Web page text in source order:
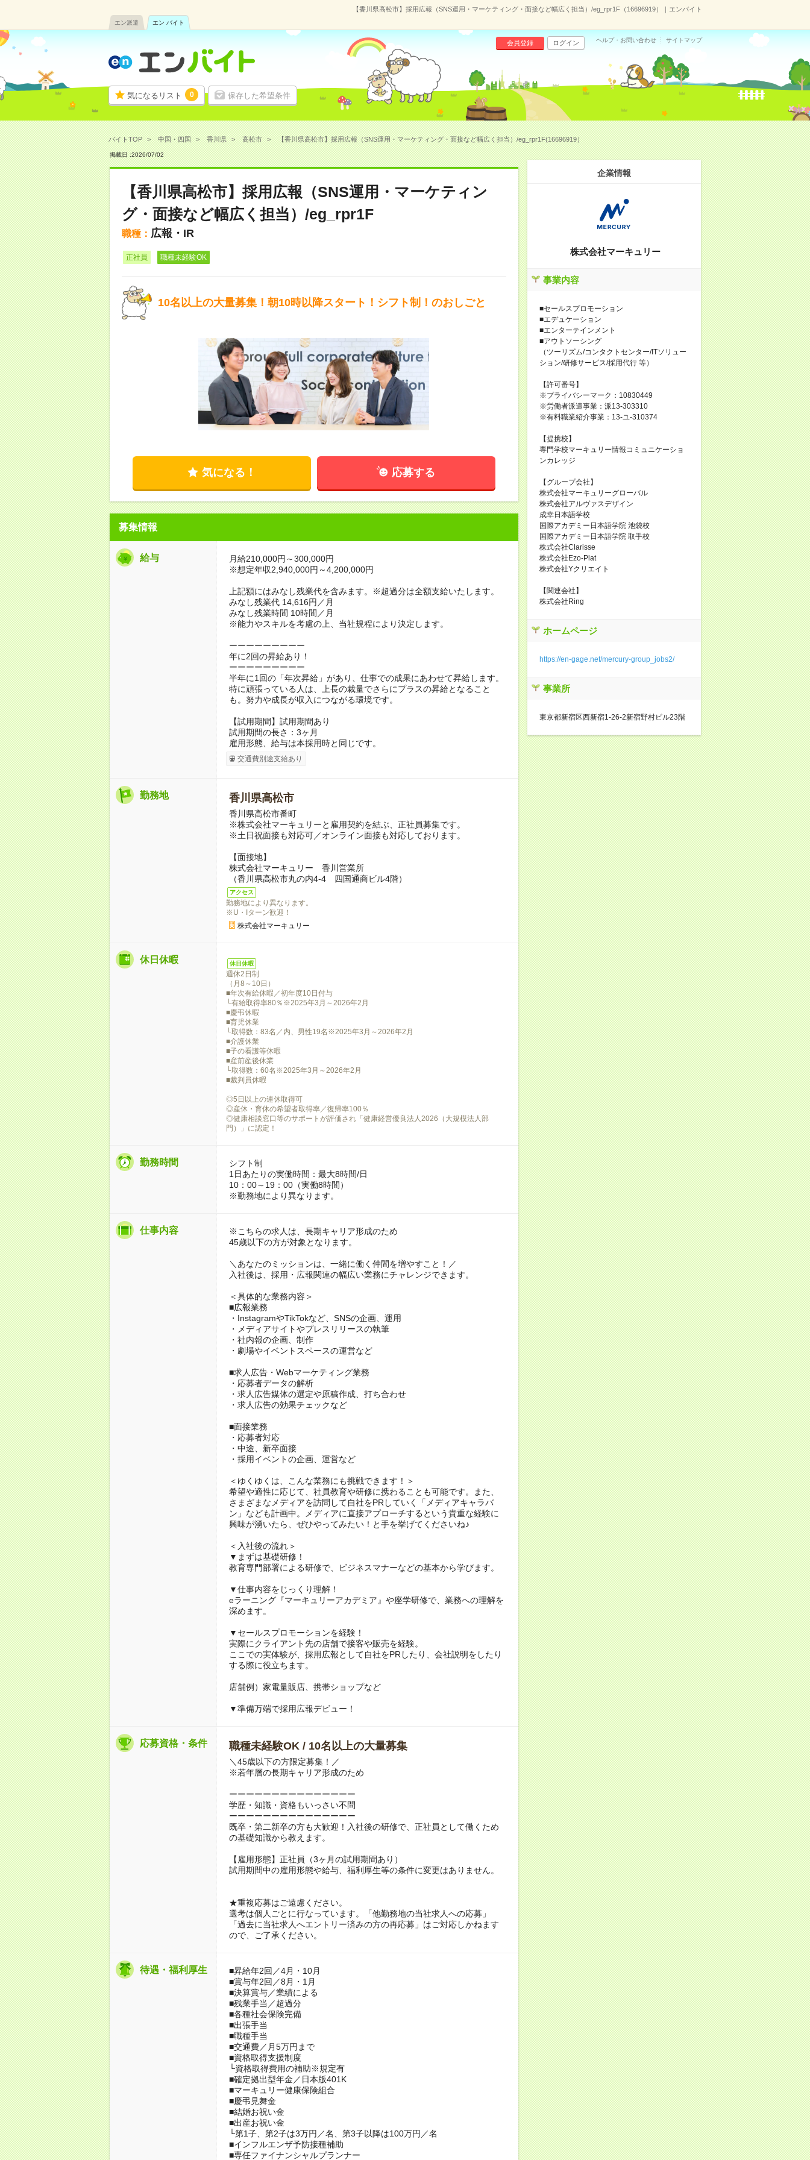
【香川県高松市】採用広報（SNS運用・マーケティング・面接など幅広く担当）/eg_rpr1F（16696919）｜エンバイト
エン派遣 エン バイト
気になるリスト 0 保存した希望条件
会員登録 ログイン ヘルプ・お問い合わせ サイトマップ
バイトTOP 中国・四国 香川県 高松市 【香川県高松市】採用広報（SNS運用・マーケティング・面接など幅広く担当）/eg_rpr1F(16696919）
掲載日 :2026/07/02
【香川県高松市】採用広報（SNS運用・マーケティン
グ・面接など幅広く担当）/eg_rpr1F
職種： 広報・IR
正社員 職種未経験OK
10名以上の大量募集！朝10時以降スタート！シフト制！のおしごと
気になる！ 応募する
募集情報
給与
月給210,000円～300,000円
※想定年収2,940,000円～4,200,000円
上記額にはみなし残業代を含みます。※超過分は全額支給いたします。
みなし残業代 14,616円／月
みなし残業時間 10時間／月
※能力やスキルを考慮の上、当社規程により決定します。
ーーーーーーーーー
年に2回の昇給あり！
ーーーーーーーーー
半年に1回の「年次昇給」があり、仕事での成果にあわせて昇給します。
特に頑張っている人は、上長の裁量でさらにプラスの昇給となること
も。努力や成長が収入につながる環境です。
【試用期間】試用期間あり
試用期間の長さ：3ヶ月
雇用形態、給与は本採用時と同じです。
交通費別途支給あり
勤務地 香川県高松市
香川県高松市番町
※株式会社マーキュリーと雇用契約を結ぶ、正社員募集です。
※土日祝面接も対応可／オンライン面接も対応しております。
【面接地】
株式会社マーキュリー 香川営業所
（香川県高松市丸の内4-4 四国通商ビル4階）
アクセス
勤務地により異なります。
※U・Iターン歓迎！
株式会社マーキュリー
休日休暇 休日休暇
週休2日制
（月8～10日）
■年次有給休暇／初年度10日付与
└有給取得率80％※2025年3月～2026年2月
■慶弔休暇
■育児休業
└取得数：83名／内、男性19名※2025年3月～2026年2月
■介護休業
■子の看護等休暇
■産前産後休業
└取得数：60名※2025年3月～2026年2月
■裁判員休暇
◎5日以上の連休取得可
◎産休・育休の希望者取得率／復帰率100％
◎健康相談窓口等のサポートが評価され「健康経営優良法人2026（大規模法人部
門）」に認定！
勤務時間
シフト制
1日あたりの実働時間：最大8時間/日
10：00～19：00（実働8時間）
※勤務地により異なります。
仕事内容
※こちらの求人は、長期キャリア形成のため
45歳以下の方が対象となります。
＼あなたのミッションは、一緒に働く仲間を増やすこと！／
入社後は、採用・広報関連の幅広い業務にチャレンジできます。
＜具体的な業務内容＞
■広報業務
・InstagramやTikTokなど、SNSの企画、運用
・メディアサイトやプレスリリースの執筆
・社内報の企画、制作
・劇場やイベントスペースの運営など
■求人広告・Webマーケティング業務
・応募者データの解析
・求人広告媒体の選定や原稿作成、打ち合わせ
・求人広告の効果チェックなど
■面接業務
・応募者対応
・中途、新卒面接
・採用イベントの企画、運営など
＜ゆくゆくは、こんな業務にも挑戦できます！＞
希望や適性に応じて、社員教育や研修に携わることも可能です。また、
さまざまなメディアを訪問して自社をPRしていく「メディアキャラバ
ン」なども計画中。メディアに直接アプローチするという貴重な経験に
興味が湧いたら、ぜひやってみたい！と手を挙げてくださいね♪
＜入社後の流れ＞
▼まずは基礎研修！
教育専門部署による研修で、ビジネスマナーなどの基本から学びます。
▼仕事内容をじっくり理解！
eラーニング『マーキュリーアカデミア』や座学研修で、業務への理解を
深めます。
▼セールスプロモーションを経験！
実際にクライアント先の店舗で接客や販売を経験。
ここでの実体験が、採用広報として自社をPRしたり、会社説明をしたり
する際に役立ちます。
店舗例）家電量販店、携帯ショップなど
▼準備万端で採用広報デビュー！
応募資格・条件 職種未経験OK / 10名以上の大量募集
＼45歳以下の方限定募集！／
※若年層の長期キャリア形成のため
ーーーーーーーーーーーーーーー
学歴・知識・資格もいっさい不問
ーーーーーーーーーーーーーーー
既卒・第二新卒の方も大歓迎！入社後の研修で、正社員として働くため
の基礎知識から教えます。
【雇用形態】正社員（3ヶ月の試用期間あり）
試用期間中の雇用形態や給与、福利厚生等の条件に変更はありません。
★重複応募はご遠慮ください。
選考は個人ごとに行なっています。「他勤務地の当社求人への応募」
「過去に当社求人へエントリー済みの方の再応募」はご対応しかねます
ので、ご了承ください。
待遇・福利厚生
■昇給年2回／4月・10月
■賞与年2回／8月・1月
■決算賞与／業績による
■残業手当／超過分
■各種社会保険完備
■出張手当
■職種手当
■交通費／月5万円まで
■資格取得支援制度
└資格取得費用の補助※規定有
■確定拠出型年金／日本版401K
■マーキュリー健康保険組合
■慶弔見舞金
■結婚お祝い金
■出産お祝い金
└第1子、第2子は3万円／名、第3子以降は100万円／名
■インフルエンザ予防接種補助
■専任ファイナンシャルプランナー
企業情報
株式会社マーキュリー
事業内容
■セールスプロモーション
■エデュケーション
■エンターテインメント
■アウトソーシング
（ツーリズム/コンタクトセンター/ITソリュー
ション/研修サービス/採用代行 等）
【許可番号】
※プライバシーマーク：10830449
※労働者派遣事業：派13-303310
※有料職業紹介事業：13-ユ-310374
【提携校】
専門学校マーキュリー情報コミュニケーショ
ンカレッジ
【グループ会社】
株式会社マーキュリーグローバル
株式会社アルヴァスデザイン
成幸日本語学校
国際アカデミー日本語学院 池袋校
国際アカデミー日本語学院 取手校
株式会社Clarisse
株式会社Ezo-Plat
株式会社Yクリエイト
【関連会社】
株式会社Ring
ホームページ
https://en-gage.net/mercury-group_jobs2/
事業所
東京都新宿区西新宿1-26-2新宿野村ビル23階